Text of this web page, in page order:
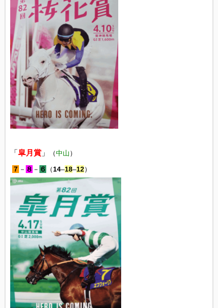
「 皐月賞 」 （中山）
７ － ８ － ６ （14–18–12）